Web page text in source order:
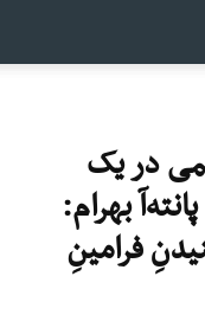
در یک
بهرام:
فرامینِ